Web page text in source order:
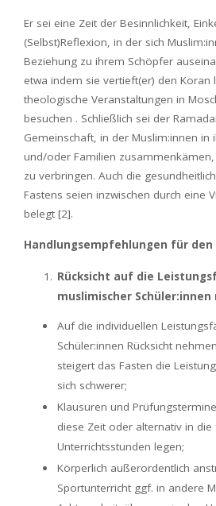
Er sei eine Zeit der Besinnlichkeit,
(Selbst)Reflexion, in der sich
Beziehung zu ihrem Schöpfer
etwa indem sie vertieft(er) den Koran
theologische Veranstaltungen in
besuchen . Schließlich sei der
Gemeinschaft, in der Muslim:innen in
und/oder Familien
zu verbringen. Auch die
Fastens seien inzwischen durch eine
belegt [2].
Handlungsempfehlungen für den
Rücksicht auf die
muslimischer Schüler:innen
Auf die individuellen
Schüler:innen Rücksicht
steigert das Fasten die
sich schwerer;
Klausuren und
diese Zeit oder alternativ in die
Unterrichtsstunden legen;
Körperlich außerordentlich
Sportunterricht ggf. in andere